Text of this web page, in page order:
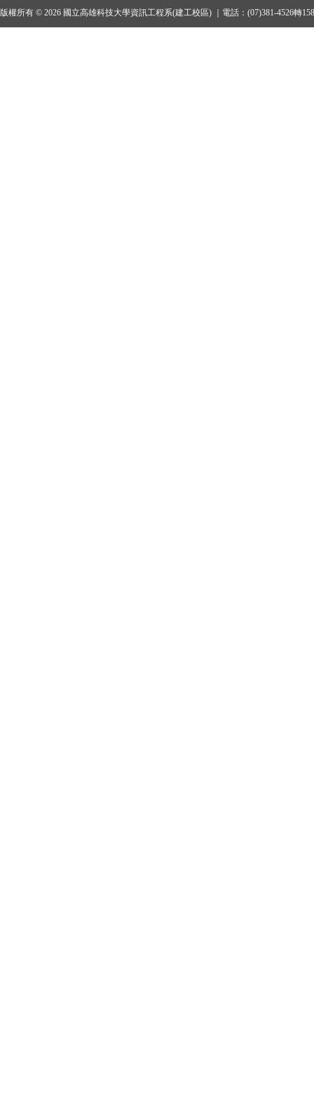
版權所有 © 2026 國立高雄科技大學資訊工程系(建工校區) ｜電話：(07)381-4526轉